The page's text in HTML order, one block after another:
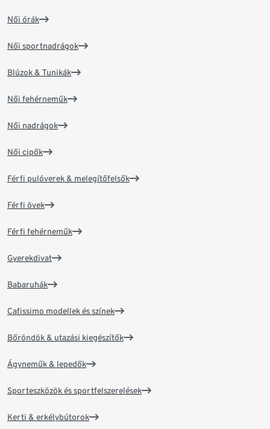
Női órák
Női sportnadrágok
Blúzok & Tunikák
Női fehérneműk
Női nadrágok
Női cipők
Férfi pulóverek & melegítőfelsők
Férfi övek
Férfi fehérneműk
Gyerekdivat
Babaruhák
Cafissimo modellek és színek
Bőröndök & utazási kiegészítők
Ágyneműk & lepedők
Sporteszközök és sportfelszerelések
Kerti & erkélybútorok